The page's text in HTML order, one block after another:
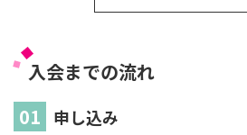
入会までの流れ
申し込み